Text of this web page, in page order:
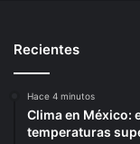
Recientes
Hace 4 minutos
Clima en México:
temperaturas